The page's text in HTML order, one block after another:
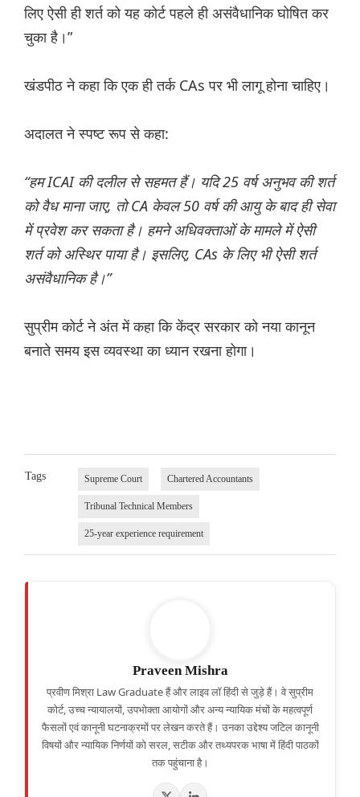
लिए ऐसी ही शर्त को यह कोर्ट पहले ही असंवैधानिक घोषित कर
चुका है।”
खंडपीठ ने कहा कि एक ही तर्क CAs पर भी लागू होना चाहिए।
अदालत ने स्पष्ट रूप से कहा:
“हम ICAI की दलील से सहमत हैं। यदि 25 वर्ष अनुभव की शर्त
को वैध माना जाए, तो CA केवल 50 वर्ष की आयु के बाद ही सेवा
में प्रवेश कर सकता है। हमने अधिवक्ताओं के मामले में ऐसी
शर्त को अस्थिर पाया है। इसलिए, CAs के लिए भी ऐसी शर्त
असंवैधानिक है।”
सुप्रीम कोर्ट ने अंत में कहा कि केंद्र सरकार को नया कानून
बनाते समय इस व्यवस्था का ध्यान रखना होगा।
Tags Supreme Court Chartered Accountants
Tribunal Technical Members
25-year experience requirement
Praveen Mishra
प्रवीण मिश्रा Law Graduate हैं और लाइव लॉ हिंदी से जुड़े हैं। वे सुप्रीम
कोर्ट, उच्च न्यायालयों, उपभोक्ता आयोगों और अन्य न्यायिक मंचों के महत्वपूर्ण
फैसलों एवं कानूनी घटनाक्रमों पर लेखन करते हैं। उनका उद्देश्य जटिल कानूनी
विषयों और न्यायिक निर्णयों को सरल, सटीक और तथ्यपरक भाषा में हिंदी पाठकों
तक पहुंचाना है।